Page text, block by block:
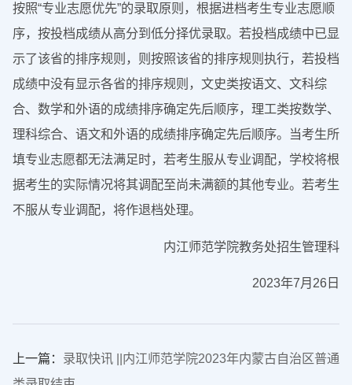
按照“专业志愿优先”的录取原则，根据进档考生专业志愿顺
序，按投档成绩从高分到低分择优录取。若投档成绩中已显
示了该省的排序规则，则按照该省的排序规则执行，若投档
成绩中没有显示各省的排序规则，文史类按语文、文科综
合、数学和外语的成绩排序确定先后顺序，理工类按数学、
理科综合、语文和外语的成绩排序确定先后顺序。当考生所
填专业志愿都无法满足时，若考生服从专业调配，学校将根
据考生的实际情况将其调配至尚未满额的其他专业。若考生
不服从专业调配，将作退档处理。
内江师范学院教务处招生管理科
2023年7月26日
上一篇： 录取快讯 ||内江师范学院2023年内蒙古自治区普通